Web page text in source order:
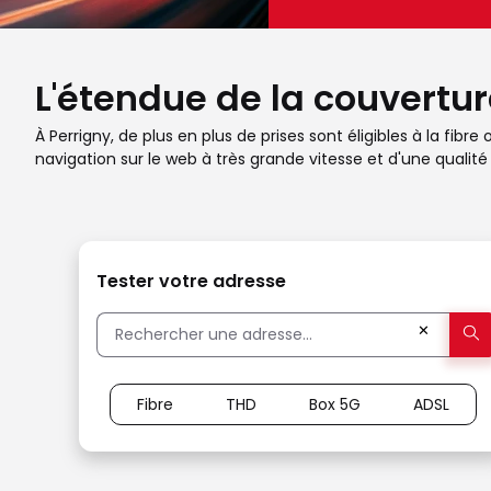
L'étendue de la
À Perrigny, de plus en plus de prises sont éligibles à la
navigation sur le web à très grande vitesse et d'une
Tester votre adresse
✕
Fibre THD Box 5G ADSL